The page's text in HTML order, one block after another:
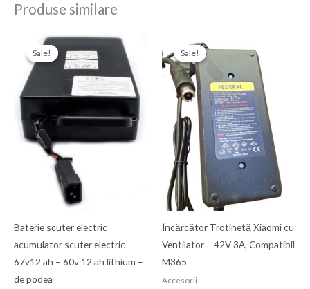
Produse similare
Sale!
Sale!
Baterie scuter electric
acumulator scuter electric
67v12 ah – 60v 12 ah lithium –
de podea
Prețul
a
fost:
1.000,00 Ron.
Prețul
curent
este:
900,00 Ron.
Sale!
Sale!
Încărcător Trotinetă Xiaomi cu
Ventilator – 42V 3A, Compatibil
M365
Accesorii
inițial
a
fost:
220,00 Ron.
curent
este:
150,00 Ron.